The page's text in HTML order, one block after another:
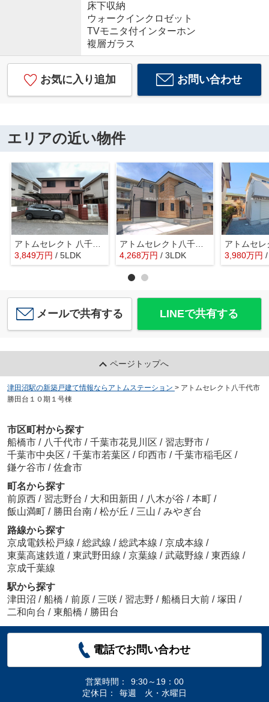
床下収納
ウォークインクロゼット
TVモニタ付インターホン
複層ガラス
お気に入り追加 お問い合わせ
エリアの近い物件
アトムセレクト 八千代市大和田新田 中古戸建て
3,849万円 / 5LDK
アトムセレクト八千代市勝田台南５期1号棟
4,268万円 / 3LDK 3,980万円
メールで共有する LINEで共有する
ページトップへ
津田沼駅の新築戸建て情報ならアトムステーション > アトムセレクト八千代市
勝田台１０期１号棟
市区町村から探す
船橋市 / 八千代市 / 千葉市花見川区 / 習志野市 /
千葉市中央区 / 千葉市若葉区 / 印西市 / 千葉市稲毛区 /
鎌ケ谷市 / 佐倉市
町名から探す
前原西 / 習志野台 / 大和田新田 / 八木が谷 / 本町 /
飯山満町 / 勝田台南 / 松が丘 / 三山 / みやぎ台
路線から探す
京成電鉄松戸線 / 総武線 / 総武本線 / 京成本線 /
東葉高速鉄道 / 東武野田線 / 京葉線 / 武蔵野線 / 東西線 /
京成千葉線
駅から探す
津田沼 / 船橋 / 前原 / 三咲 / 習志野 / 船橋日大前 / 塚田 /
二和向台 / 東船橋 / 勝田台
電話でお問い合わせ
営業時間：
9:30～19：00
定休日：
毎週 火・水曜日